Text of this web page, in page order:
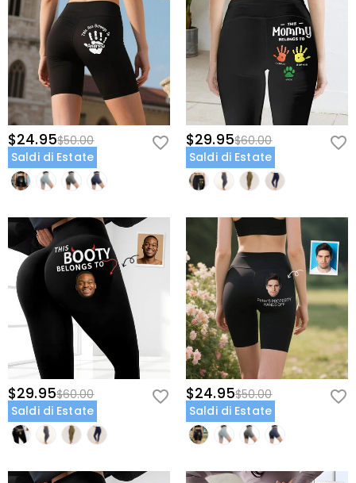
$24.95$50.00
Saldi di Estate
$29.95$60.00
Saldi di Estate
$29.95$60.00
Saldi di Estate
$24.95$50.00
Saldi di Estate